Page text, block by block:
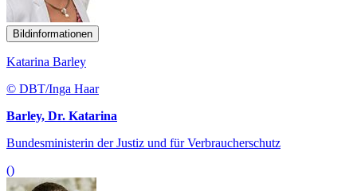
Bildinformationen
Katarina Barley
© DBT/Inga Haar
Barley, Dr. Katarina
Bundesministerin der Justiz und für Verbraucherschutz
()